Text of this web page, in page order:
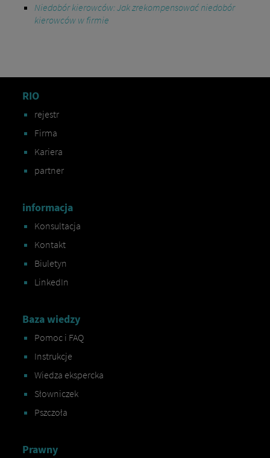
Niedobór kierowców: Jak zrekompensować niedobór
kierowców w firmie
RIO
rejestr
Firma
Kariera
partner
informacja
Konsultacja
Kontakt
Biuletyn
LinkedIn
Baza wiedzy
Pomoc i FAQ
Instrukcje
Wiedza ekspercka
Słowniczek
Pszczoła
Prawny